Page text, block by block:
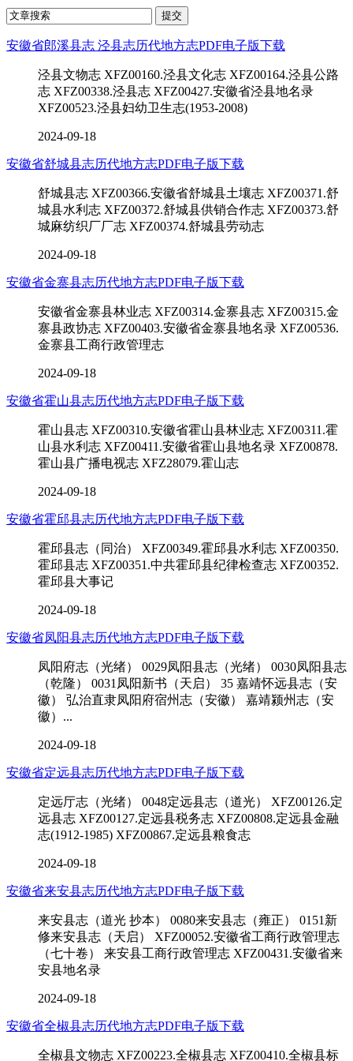
安徽省郎溪县志 泾县志历代地方志PDF电子版下载
泾县文物志 XFZ00160.泾县文化志 XFZ00164.泾县公路
志 XFZ00338.泾县志 XFZ00427.安徽省泾县地名录
XFZ00523.泾县妇幼卫生志(1953-2008)
2024-09-18
安徽省舒城县志历代地方志PDF电子版下载
舒城县志 XFZ00366.安徽省舒城县土壤志 XFZ00371.舒
城县水利志 XFZ00372.舒城县供销合作志 XFZ00373.舒
城麻纺织厂厂志 XFZ00374.舒城县劳动志
2024-09-18
安徽省金寨县志历代地方志PDF电子版下载
安徽省金寨县林业志 XFZ00314.金寨县志 XFZ00315.金
寨县政协志 XFZ00403.安徽省金寨县地名录 XFZ00536.
金寨县工商行政管理志
2024-09-18
安徽省霍山县志历代地方志PDF电子版下载
霍山县志 XFZ00310.安徽省霍山县林业志 XFZ00311.霍
山县水利志 XFZ00411.安徽省霍山县地名录 XFZ00878.
霍山县广播电视志 XFZ28079.霍山志
2024-09-18
安徽省霍邱县志历代地方志PDF电子版下载
霍邱县志（同治） XFZ00349.霍邱县水利志 XFZ00350.
霍邱县志 XFZ00351.中共霍邱县纪律检查志 XFZ00352.
霍邱县大事记
2024-09-18
安徽省凤阳县志历代地方志PDF电子版下载
凤阳府志（光绪） 0029凤阳县志（光绪） 0030凤阳县志
（乾隆） 0031凤阳新书（天启） 35 嘉靖怀远县志（安
徽） 弘治直隶凤阳府宿州志（安徽） 嘉靖颍州志（安
徽）...
2024-09-18
安徽省定远县志历代地方志PDF电子版下载
定远厅志（光绪） 0048定远县志（道光） XFZ00126.定
远县志 XFZ00127.定远县税务志 XFZ00808.定远县金融
志(1912-1985) XFZ00867.定远县粮食志
2024-09-18
安徽省来安县志历代地方志PDF电子版下载
来安县志（道光 抄本） 0080来安县志（雍正） 0151新
修来安县志（天启） XFZ00052.安徽省工商行政管理志
（七十卷） 来安县工商行政管理志 XFZ00431.安徽省来
安县地名录
2024-09-18
安徽省全椒县志历代地方志PDF电子版下载
全椒县文物志 XFZ00223.全椒县志 XFZ00410.全椒县标